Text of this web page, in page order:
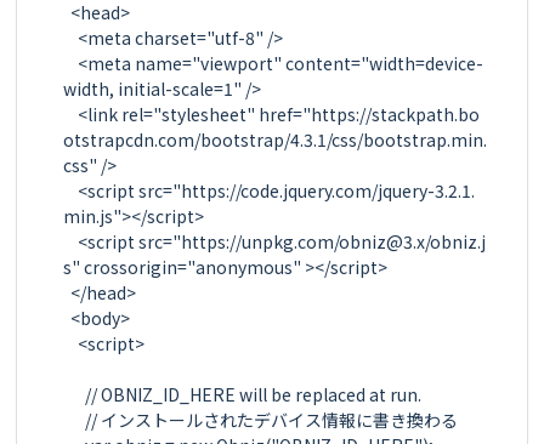
width, initial-scale=1" />
otstrapcdn.com/bootstrap/4.3.1/css/bootstrap.min.
css" />
min.js"></script>
s" crossorigin="anonymous" ></script>